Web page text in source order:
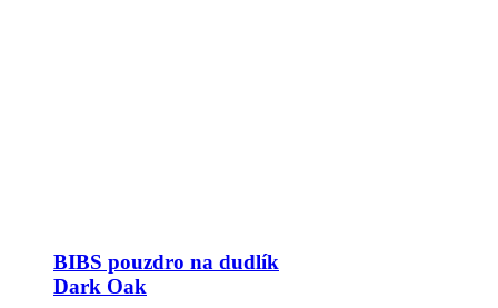
BIBS pouzdro na dudlík
Dark Oak